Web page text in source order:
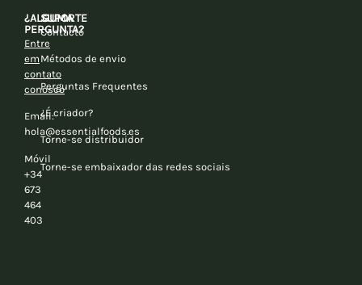
¿ALGUMA
PERGUNTA?
Entre
em
contato
conosco
Email:
hola@essentialfoods.es
Móvil
+34
673
464
403
SUPORTE
Contacto
Métodos de envio
Perguntas Frequentes
¿É criador?
Torne-se distribuidor
Torne-se embaixador das redes sociais